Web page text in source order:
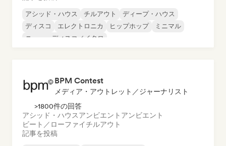
アシッド・ハウス チルアウト
ディープ・ハウス
ディスコ
エレクトロニカ ヒップホップ
ミニマル
ニュー・ディスコ／イタロ
BPM Contest
メディア・アウトレット／ジャーナリスト
>1800件の回答
アシッド・ハウスアンビエント アンビエント
ビート／ローファイチルアウト
記事を投稿